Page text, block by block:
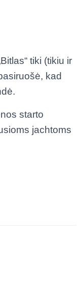
tiki (tikiu ir
kad
starto
jachtoms